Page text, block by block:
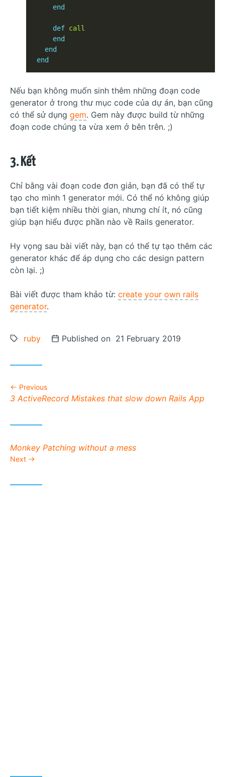
end
def call
end
end
end
Nếu bạn không muốn sinh thêm những đoạn code
generator ở trong thư mục code của dự án, bạn cũng
có thể sử dụng gem. Gem này được build từ những
đoạn code chúng ta vừa xem ở bên trên. ;)
3. Kết
Chỉ bằng vài đoạn code đơn giản, bạn đã có thể tự
tạo cho mình 1 generator mới. Có thể nó không giúp
bạn tiết kiệm nhiều thời gian, nhưng chí ít, nó cũng
giúp bạn hiểu được phần nào về Rails generator.
Hy vọng sau bài viết này, bạn có thể tự tạo thêm các
generator khác để áp dụng cho các design pattern
còn lại. ;)
Bài viết được tham khảo từ: create your own rails
generator.
Tags:
ruby Posted on
Published on 21 February 2019
Previous
Previous post:
3 ActiveRecord Mistakes that slow down Rails App
Next post:
Monkey Patching without a mess
Next